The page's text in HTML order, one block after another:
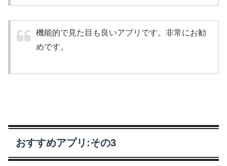
機能的で見た目も良いアプリです。非常にお勧
めです。
おすすめアプリ:その3